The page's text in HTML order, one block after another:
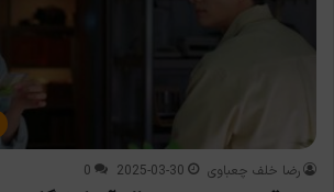
رضا خلف چعباوی 2025-03-30
0